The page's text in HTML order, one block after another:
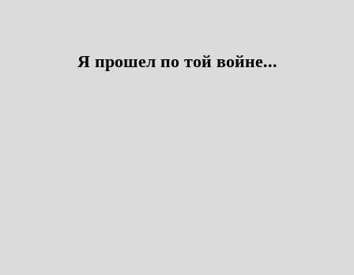
Я прошел по той войне...